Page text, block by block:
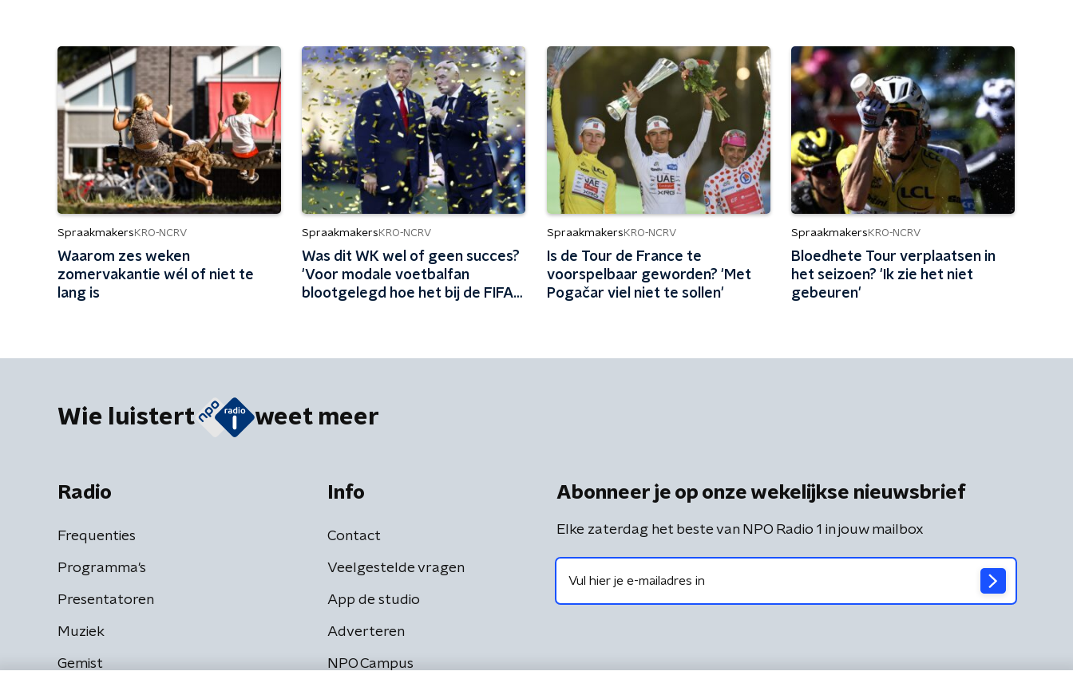
Spraakmakers KRO-NCRV
Waarom zes weken
zomervakantie wél of niet te
lang is
Spraakmakers KRO-NCRV
Was dit WK wel of geen succes?
'Voor modale voetbalfan
blootgelegd hoe het bij de FIFA
Spraakmakers KRO-NCRV
Is de Tour de France te
voorspelbaar geworden? 'Met
Pogačar viel niet te sollen'
Spraakmakers KRO-NCRV
Bloedhete Tour verplaatsen in
het seizoen? 'Ik zie het niet
gebeuren'
Wie luistert weet meer
Radio
Frequenties
Programma's
Presentatoren
Muziek
Gemist
Info
Contact
Veelgestelde vragen
App de studio
Adverteren
NPO Campus
Abonneer je op onze wekelijkse nieuwsbrief
Elke zaterdag het beste van NPO Radio 1 in jouw mailbox